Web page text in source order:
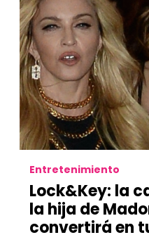
Entretenimiento
Lock&Key: la
la hija de
convertirá en